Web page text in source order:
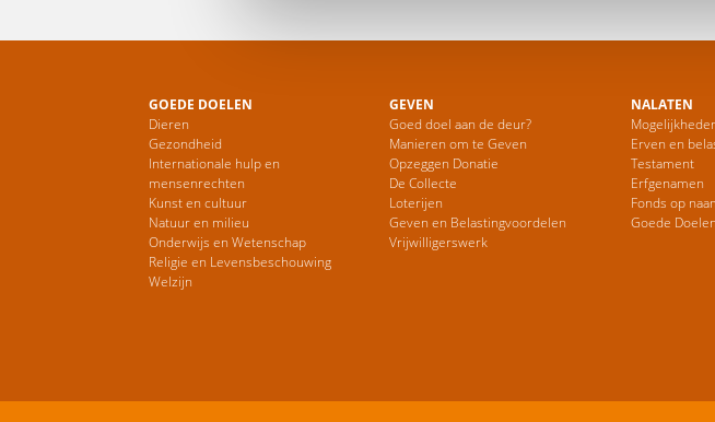
GOEDE DOELEN
Dieren
Gezondheid
Internationale hulp en
mensenrechten
Kunst en cultuur
Natuur en milieu
Onderwijs en Wetenschap
Religie en Levensbeschouwing
Welzijn
GEVEN
Goed doel aan de deur?
Manieren om te Geven
Opzeggen Donatie
De Collecte
Loterijen
Geven en Belastingvoordelen
Vrijwilligerswerk
NALATEN
Erven en
Testament
Erfgenamen
Fonds op
Goede